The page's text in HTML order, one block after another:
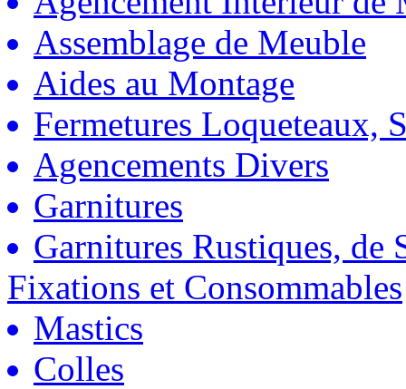
Assemblage de Meuble
Aides au Montage
Fermetures Loqueteaux,
Agencements Divers
Garnitures
Garnitures Rustiques, de
Fixations et Consommables
Mastics
Colles